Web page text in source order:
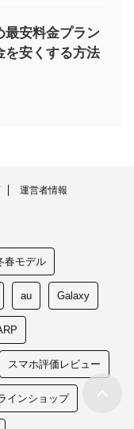
最安料金プラン
を安くする方法
運営者情報
春モデル
au Galaxy
スマホ評価レビュー
インショップ